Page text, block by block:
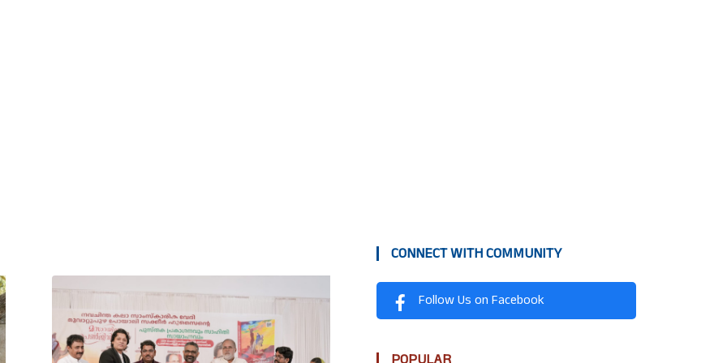
CONNECT WITH COMMUNITY
Follow Us on Facebook